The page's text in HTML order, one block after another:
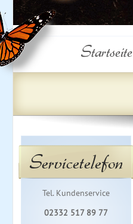
Startseite
Servicetelefon
Tel. Kundenservice
02332 517 89 77